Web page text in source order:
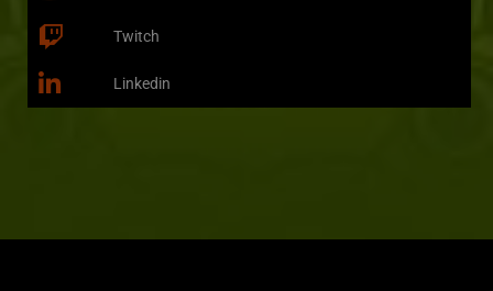
Twitch
Linkedin